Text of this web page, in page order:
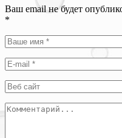
Ваш email не будет
*